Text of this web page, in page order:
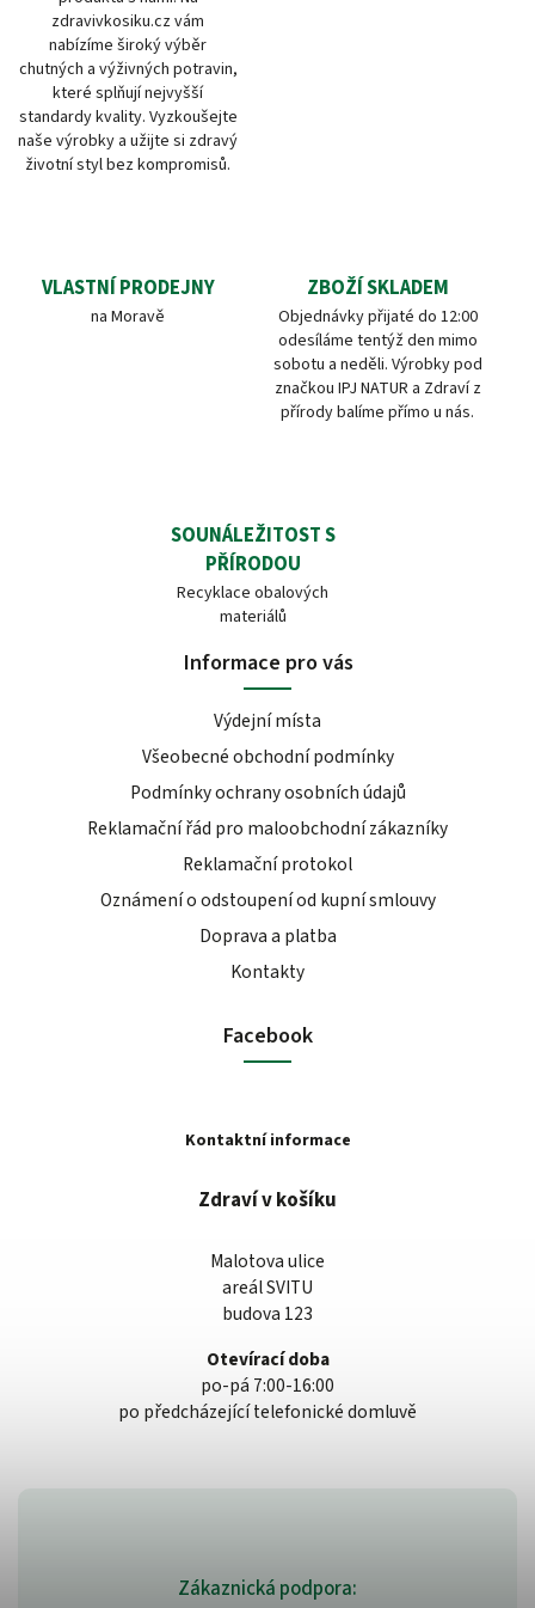
zdravivkosiku.cz vám
nabízíme široký výběr
chutných a výživných potravin,
které splňují nejvyšší
standardy kvality. Vyzkoušejte
naše výrobky a užijte si zdravý
životní styl bez kompromisů.
VLASTNÍ PRODEJNY
na Moravě
ZBOŽÍ SKLADEM
Objednávky přijaté do 12:00
odesíláme tentýž den mimo
sobotu a neděli. Výrobky pod
značkou IPJ NATUR a Zdraví z
přírody balíme přímo u nás.
SOUNÁLEŽITOST S
PŘÍRODOU
Recyklace obalových
materiálů
Zákaznická podpora:
Informace pro vás
Výdejní místa
Všeobecné obchodní podmínky
Podmínky ochrany osobních údajů
Reklamační řád pro maloobchodní zákazníky
Reklamační protokol
Oznámení o odstoupení od kupní smlouvy
Doprava a platba
Kontakty
Facebook
Kontaktní informace
Zdraví v košíku
Malotova ulice
areál SVITU
budova 123
Otevírací doba
po-pá 7:00-16:00
po předcházející telefonické domluvě